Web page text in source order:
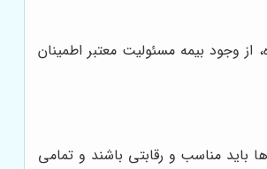
وجود بیمه مسئولیت معتبر اطمینان
باید مناسب و رقابتی باشند و تمامی